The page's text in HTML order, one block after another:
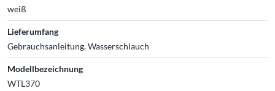
weiß
Lieferumfang
Gebrauchsanleitung, Wasserschlauch
Modellbezeichnung
WTL370